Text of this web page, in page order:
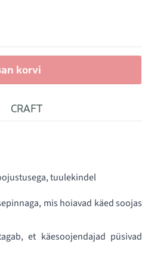
korvi
CRAFT
tuulekindel
mis hoiavad käed soojas
et käesoojendajad püsivad